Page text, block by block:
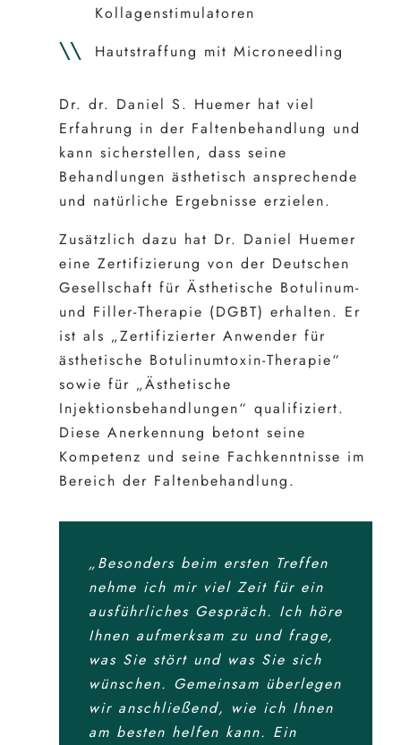
Kollagenstimulatoren
Hautstraffung mit Microneedling
Dr. dr. Daniel S. Huemer hat viel
Erfahrung in der Faltenbehandlung und
kann sicherstellen, dass seine
Behandlungen ästhetisch ansprechende
und natürliche Ergebnisse erzielen.
Zusätzlich dazu hat Dr. Daniel Huemer
eine Zertifizierung von der Deutschen
Gesellschaft für Ästhetische Botulinum-
und Filler-Therapie (DGBT) erhalten. Er
ist als „Zertifizierter Anwender für
ästhetische Botulinumtoxin-Therapie“
sowie für „Ästhetische
Injektionsbehandlungen“ qualifiziert.
Diese Anerkennung betont seine
Kompetenz und seine Fachkenntnisse im
Bereich der Faltenbehandlung.
„Besonders beim ersten Treffen
nehme ich mir viel Zeit für ein
ausführliches Gespräch. Ich höre
Ihnen aufmerksam zu und frage,
was Sie stört und was Sie sich
wünschen. Gemeinsam überlegen
wir anschließend, wie ich Ihnen
am besten helfen kann. Ein